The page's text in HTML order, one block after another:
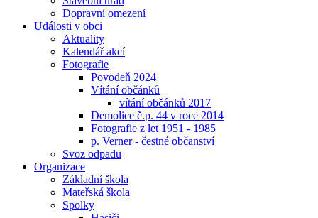
Dopravní omezení
Události v obci
Aktuality
Kalendář akcí
Fotografie
Povodeň 2024
Vítání občánků
vítání občánků 2017
Demolice č.p. 44 v roce 2014
Fotografie z let 1951 - 1985
p. Verner - čestné občanství
Svoz odpadu
Organizace
Základní škola
Mateřská škola
Spolky